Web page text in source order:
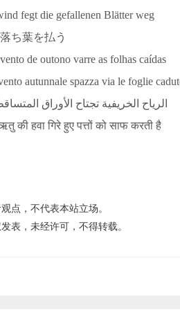
fegt die gefallenen Blätter weg
ち葉を払う
de outono varre as folhas caídas
autunnale spazza via le foglie
الرياح الخريفية تجتاح الأوراق
की हवा गिरे हुए पत्तों को साफ करती है
点，不代表本站立场。
表，未经许可，不得转载。